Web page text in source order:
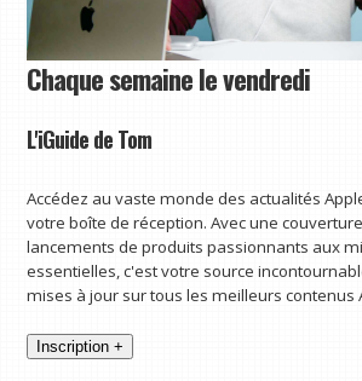
Chaque semaine le vendredi
L'iGuide de Tom
Accédez au vaste monde des actualités
votre boîte de réception. Avec une
lancements de produits passionnants aux
essentielles, c'est votre source
mises à jour sur tous les meilleurs contenus
Inscription +